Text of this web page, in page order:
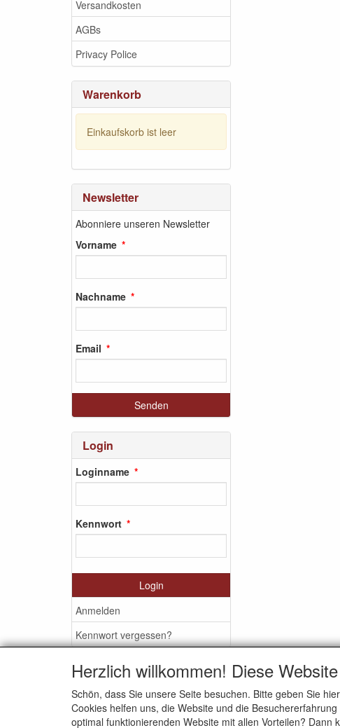
Versandkosten
AGBs
Privacy Police
Warenkorb
Einkaufskorb ist leer
Newsletter
Abonniere unseren Newsletter
Vorname
Nachname
Email
Login
Loginname
Kennwort
Login
Anmelden
Kennwort vergessen?
SOZIALEN MEDIEN
Herzlich willkommen! Diese
Schön, dass Sie unsere Seite besuchen. Bitte geben Sie
Cookies helfen uns, die Website und die
optimal funktionierenden Website mit allen Vorteilen? Dann